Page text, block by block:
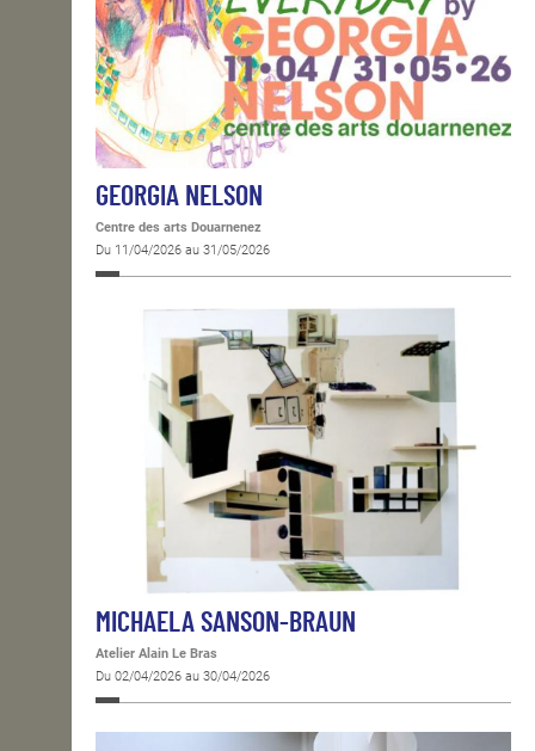
GEORGIA NELSON
Centre des arts Douarnenez
Du 11/04/2026 au 31/05/2026
MICHAELA SANSON-BRAUN
Atelier Alain Le Bras
Du 02/04/2026 au 30/04/2026